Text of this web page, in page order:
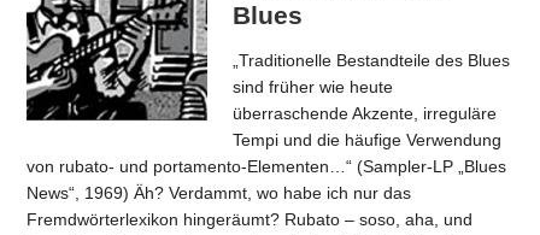
Blues
„Traditionelle Bestandteile des Blues
sind früher wie heute
überraschende Akzente, irreguläre
Tempi und die häufige Verwendung
von rubato- und portamento-Elementen…“ (Sampler-LP „Blues
News“, 1969) Äh? Verdammt, wo habe ich nur das
Fremdwörterlexikon hingeräumt? Rubato – soso, aha, und